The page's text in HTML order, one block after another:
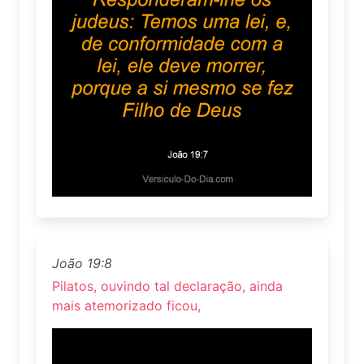
João 19:8
Pilatos, ouvindo tal declaração, ainda
mais atemorizado ficou,